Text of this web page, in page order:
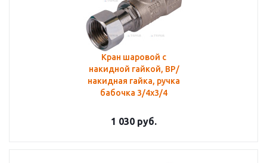
Кран шаровой с
накидной гайкой, ВР/
накидная гайка, ручка
бабочка 3/4x3/4
1 030 руб.